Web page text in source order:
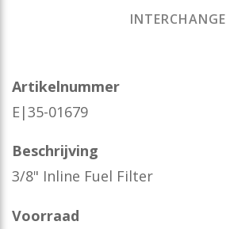
INTERCHANGE
Artikelnummer
E|35-01679
Beschrijving
3/8" Inline Fuel Filter
Voorraad